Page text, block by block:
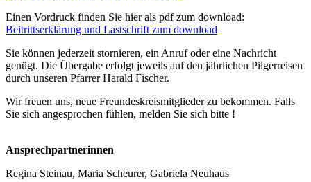
Einen Vordruck finden Sie hier als pdf zum download:
Beitrittserklärung und Lastschrift zum download
Sie können jederzeit stornieren, ein Anruf oder eine Nachricht
genügt. Die Übergabe erfolgt jeweils auf den jährlichen Pilgerreisen
durch unseren Pfarrer Harald Fischer.
Wir freuen uns, neue Freundeskreismitglieder zu bekommen. Falls
Sie sich angesprochen fühlen, melden Sie sich bitte !
Ansprechpartnerinnen
Regina Steinau, Maria Scheurer, Gabriela Neuhaus